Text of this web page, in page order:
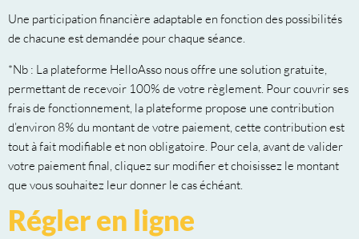
Une participation financière adaptable en fonction des possibilités
de chacune est demandée pour chaque séance.
*Nb : La plateforme HelloAsso nous offre une solution gratuite,
permettant de recevoir 100% de votre règlement. Pour couvrir ses
frais de fonctionnement, la plateforme propose une contribution
d’environ 8% du montant de votre paiement, cette contribution est
tout à fait modifiable et non obligatoire. Pour cela, avant de valider
votre paiement final, cliquez sur modifier et choisissez le montant
que vous souhaitez leur donner le cas échéant.
Régler en ligne